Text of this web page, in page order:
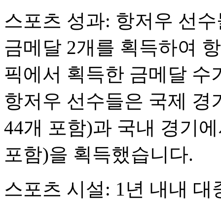
스포츠 성과: 항저우 선
금메달 2개를 획득하여
픽에서 획득한 금메달 수
항저우 선수들은 국제 경
44개 포함)과 국내 경기
포함)을 획득했습니다.
스포츠 시설: 1년 내내